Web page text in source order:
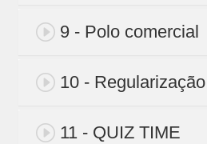
9 - Polo comercial
10 -
11 - QUIZ TIME